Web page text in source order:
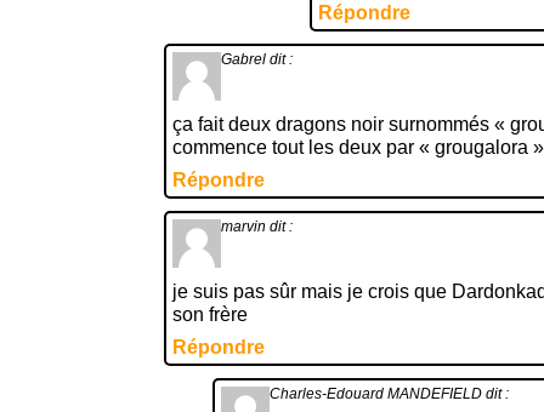
Répondre
Gabrel dit :
ça fait deux dragons noir surnommés «
commence tout les deux par « grougalora »
Répondre
marvin dit :
je suis pas sûr mais je crois que
son frère
Répondre
Charles-Edouard MANDEFIELD dit :